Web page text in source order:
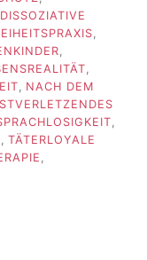
DISSOZIATIVE
,
,
,
, NACH DEM
,
, TÄTERLOYALE
,